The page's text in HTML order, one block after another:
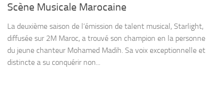
Scène Musicale Marocaine
La deuxième saison de l’émission de talent musical, Starlight,
diffusée sur 2M Maroc, a trouvé son champion en la personne
du jeune chanteur Mohamed Madih. Sa voix exceptionnelle et
distincte a su conquérir non...